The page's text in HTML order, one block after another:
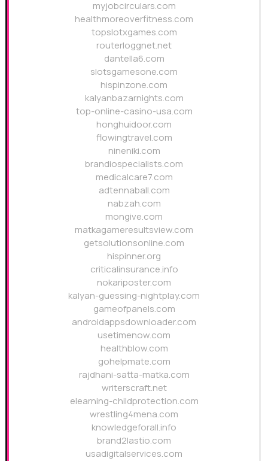
myjobcirculars.com
healthmoreoverfitness.com
topslotxgames.com
routerloggnet.net
dantella6.com
slotsgamesone.com
hispinzone.com
kalyanbazarnights.com
top-online-casino-usa.com
honghuidoor.com
flowingtravel.com
nineniki.com
brandiospecialists.com
medicalcare7.com
adtennaball.com
nabzah.com
mongive.com
matkagameresultsview.com
getsolutionsonline.com
hispinner.org
criticalinsurance.info
nokariposter.com
kalyan-guessing-nightplay.com
gameofpanels.com
androidappsdownloader.com
usetimenow.com
healthblow.com
gohelpmate.com
rajdhani-satta-matka.com
writerscraft.net
elearning-childprotection.com
wrestling4mena.com
knowledgeforall.info
brand2lastio.com
usadigitalservices.com